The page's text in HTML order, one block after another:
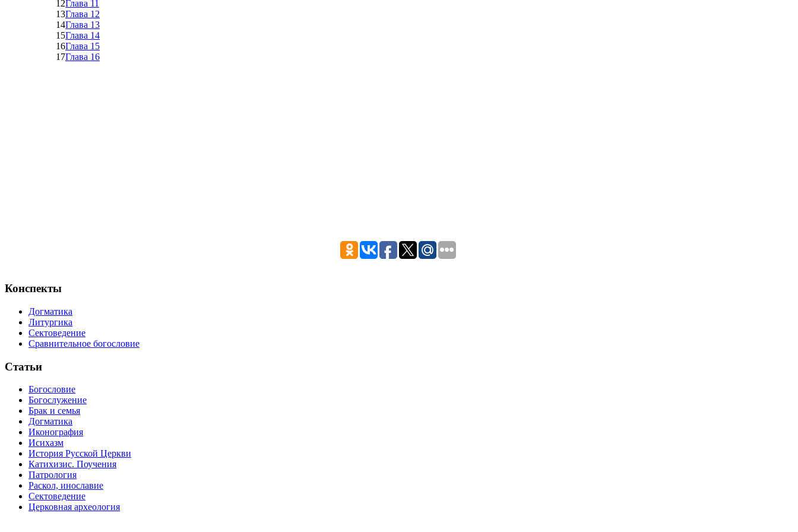
12Глава 11
13Глава 12
14Глава 13
15Глава 14
16Глава 15
17Глава 16
Конспекты
Догматика
Литургика
Сектоведение
Сравнительное богословие
Статьи
Богословие
Богослужение
Брак и семья
Догматика
Иконография
Исихазм
История Русской Церкви
Катихизис. Поучения
Патрология
Раскол, инославие
Сектоведение
Церковная археология